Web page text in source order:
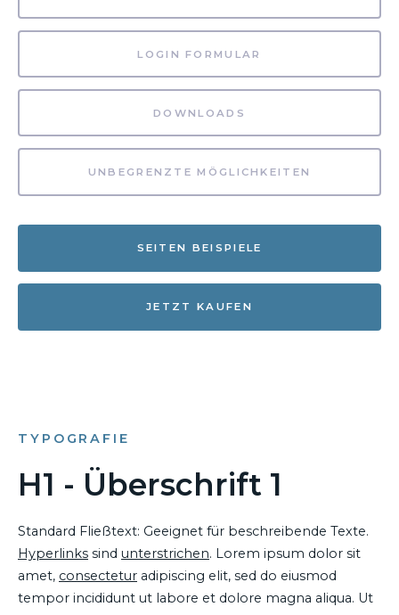
LOGIN FORMULAR
DOWNLOADS
UNBEGRENZTE MÖGLICHKEITEN
SEITEN BEISPIELE
JETZT KAUFEN
TYPOGRAFIE
H1 - Überschrift 1
Standard Fließtext: Geeignet für beschreibende Texte.
Hyperlinks sind unterstrichen. Lorem ipsum dolor sit
amet, consectetur adipiscing elit, sed do eiusmod
tempor incididunt ut labore et dolore magna aliqua. Ut